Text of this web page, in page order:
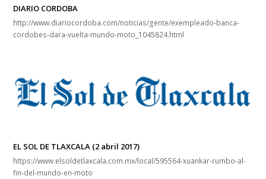
DIARIO CORDOBA
http://www.diariocordoba.com/noticias/gente/exempleado-banca-
cordobes-dara-vuelta-mundo-moto_1045824.html
EL SOL DE TLAXCALA (2 abril 2017)
https://www.elsoldetlaxcala.com.mx/local/595564-xuankar-rumbo-al-
fin-del-mundo-en-moto